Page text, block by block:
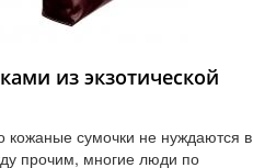
из экзотической
кожаные сумочки не нуждаются в
прочим, многие люди по